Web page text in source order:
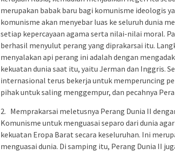
merupakan babak baru bagi komunisme ideologis
komunisme akan menyebar luas ke seluruh dunia
setiap kepercayaan agama serta nilai-nilai moral.
berhasil menyulut perang yang diprakarsai itu.
menyalakan api perang ini adalah dengan
kekuatan dunia saat itu, yaitu Jerman dan Inggris.
internasional terus bekerja untuk memperuncing
pihak untuk saling menggempur, dan pecahnya
2. Memprakarsai meletusnya Perang Dunia II
Komunisme untuk menguasai separo dari dunia
kekuatan Eropa Barat secara keseluruhan. Ini
menguasai dunia. Di samping itu, Perang Dunia II